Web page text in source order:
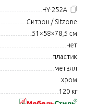
HY-252A
Ситзон / Sitzone
51×58×78,5 см
нет
пластик
металл
хром
120 кг